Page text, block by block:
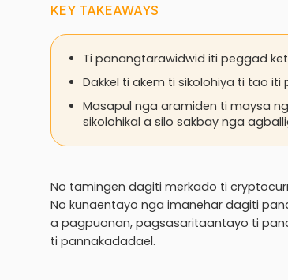
KEY TAKEAWAYS
Ti panangtarawidwid iti peggad
Dakkel ti akem ti sikolohiya ti tao
Masapul nga aramiden ti maysa
sikolohikal a silo sakbay nga
No tamingen dagiti merkado ti
No kunaentayo nga imanehar dagiti
a pagpuonan, pagsasaritaantayo ti
ti pannakadadael.